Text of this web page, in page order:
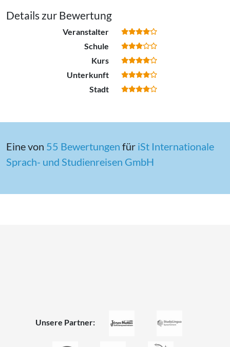
Details zur Bewertung
Veranstalter
Schule
Kurs
Unterkunft
Stadt
Eine von 55 Bewertungen für iSt In­ter­na­tio­na­le
Sprach- und Stu­di­en­rei­sen GmbH
Unsere Partner: